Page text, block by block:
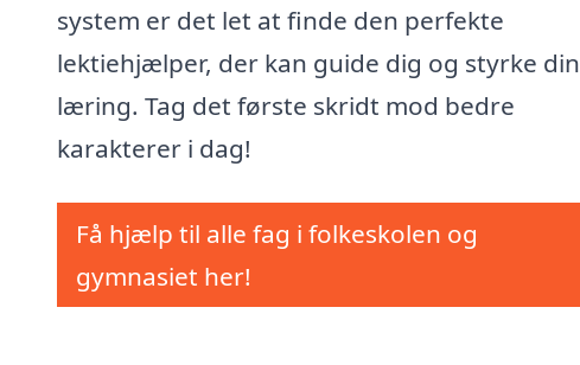
system er det let at finde den perfekte
lektiehjælper, der kan guide dig og styrke din
læring. Tag det første skridt mod bedre
karakterer i dag!
Få hjælp til alle fag i folkeskolen og
gymnasiet her!